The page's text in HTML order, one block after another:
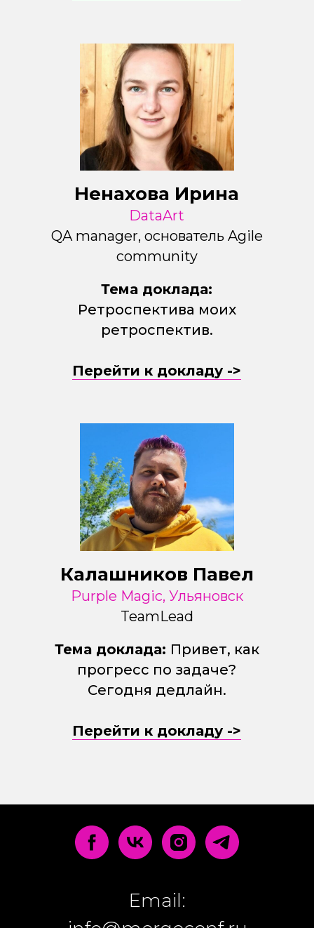
Ненахова Ирина
DataArt
QA manager, основатель Agile
community
Тема доклада:
Ретроспектива моих
ретроспектив.
Перейти к докладу ->
Калашников Павел
Purple Magic, Ульяновск
TeamLead
Тема доклада: Привет, как
прогресс по задаче?
Сегодня дедлайн.
Перейти к докладу ->
Email: